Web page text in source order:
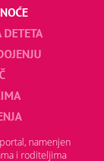
DETETA
namenjen
i roditeljima